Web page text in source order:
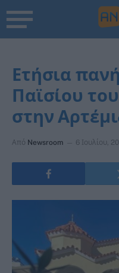
Ετήσια
Παϊσίου
στην
Από Newsroom 6 Ιουλίου,